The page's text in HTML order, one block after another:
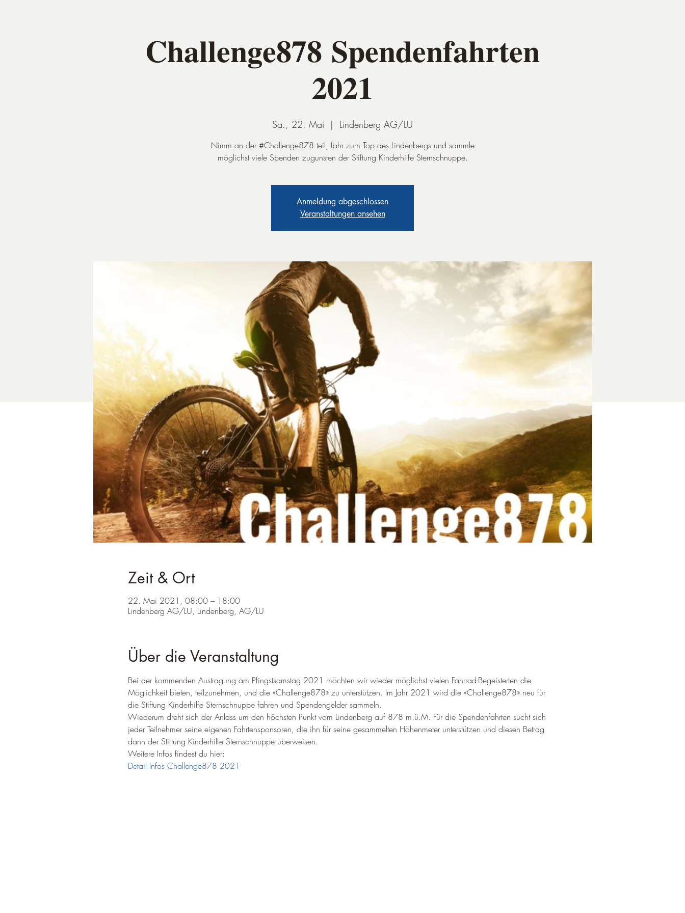
𝐂𝐡𝐚𝐥𝐥𝐞𝐧𝐠𝐞𝟖𝟕𝟖 𝐒𝐩𝐞𝐧𝐝𝐞𝐧𝐟𝐚𝐡𝐫𝐭𝐞𝐧
𝟐𝟎𝟐𝟏
Sa., 22. Mai
  |
Lindenberg AG/LU
Nimm an der #Challenge878 teil, fahr zum Top des Lindenbergs und sammle
möglichst viele Spenden zugunsten der Stiftung Kinderhilfe Sternschnuppe.
Anmeldung abgeschlossen
Veranstaltungen ansehen
Zeit & Ort
22. Mai 2021, 08:00 – 18:00
Lindenberg AG/LU, Lindenberg, AG/LU
Über die Veranstaltung
Bei der kommenden Austragung am Pfingstsamstag 2021 möchten wir wieder möglichst vielen Fahrrad-Begeisterten die
Möglichkeit bieten, teilzunehmen, und die «Challenge878» zu unterstützen. Im Jahr 2021 wird die «Challenge878» neu für
die Stiftung Kinderhilfe Sternschnuppe fahren und Spendengelder sammeln.
Wiederum dreht sich der Anlass um den höchsten Punkt vom Lindenberg auf 878 m.ü.M. Für die Spendenfahrten sucht sich
jeder Teilnehmer seine eigenen Fahrtensponsoren, die ihn für seine gesammelten Höhenmeter unterstützen und diesen Betrag
dann der Stiftung Kinderhilfe Sternschnuppe überweisen.
Weitere Infos findest du hier:
Detail Infos Challenge878 2021